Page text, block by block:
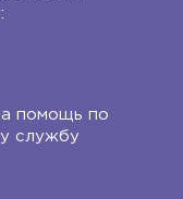
помощь по
службу